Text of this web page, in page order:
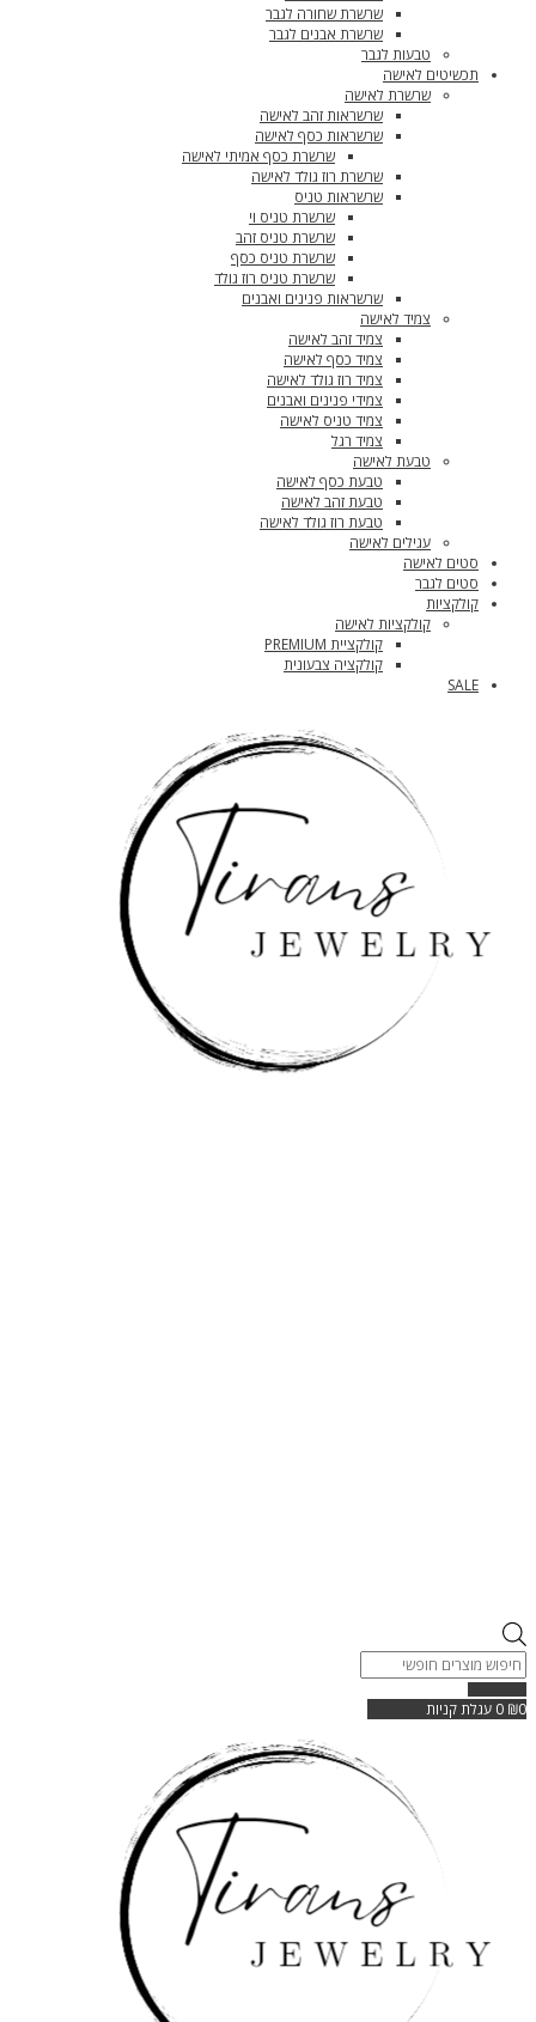
שרשרת שחורה לגבר
שרשרת אבנים לגבר
טבעות לגבר
תכשיטים לאישה
שרשרת לאישה
שרשראות זהב לאישה
שרשראות כסף לאישה
שרשרת כסף אמיתי לאישה
שרשרת רוז גולד לאישה
שרשראות טניס
שרשרת טניס וי
שרשרת טניס זהב
שרשרת טניס כסף
שרשרת טניס רוז גולד
שרשראות פנינים ואבנים
צמיד לאישה
צמיד זהב לאישה
צמיד כסף לאישה
צמיד רוז גולד לאישה
צמידי פנינים ואבנים
צמיד טניס לאישה
צמיד רגל
טבעת לאישה
טבעת כסף לאישה
טבעת זהב לאישה
טבעת רוז גולד לאישה
עגילים לאישה
סטים לאישה
סטים לגבר
קולקציות
קולקציות לאישה
קולקציית PREMIUM
קולקציה צבעונית
SALE
Products
search
₪0
0 עגלת קניות